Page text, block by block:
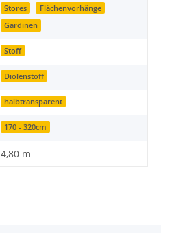
Stores
Flächenvorhänge
Gardinen
Stoff
Diolenstoff
halbtransparent
170 - 320cm
4,80 m